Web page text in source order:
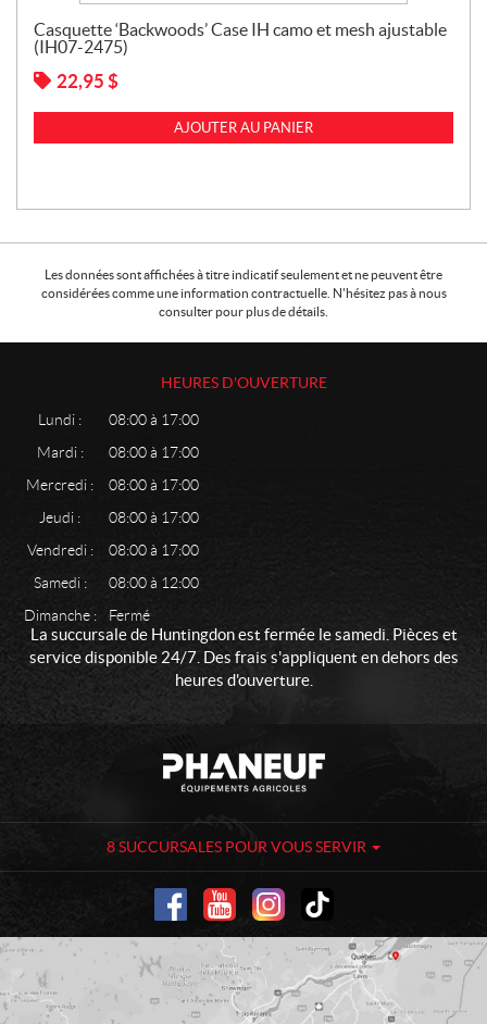
Casquette ‘Backwoods’ Case IH camo et mesh ajustable
(IH07-2475)
22,95 $
AJOUTER AU PANIER
Les données sont affichées à titre indicatif seulement et ne peuvent être
considérées comme une information contractuelle. N'hésitez pas à nous
consulter pour plus de détails.
HEURES D'OUVERTURE
Lundi :
08:00 à 17:00
Mardi :
08:00 à 17:00
Mercredi :
08:00 à 17:00
Jeudi :
08:00 à 17:00
Vendredi :
08:00 à 17:00
Samedi :
08:00 à 12:00
Dimanche :
Fermé
La succursale de Huntingdon est fermée le samedi. Pièces et
service disponible 24/7. Des frais s'appliquent en dehors des
heures d'ouverture.
t
c
n
u
É
q
u
i
8 SUCCURSALES POUR VOUS SERVIR